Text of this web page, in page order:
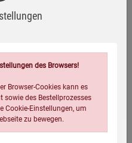
2 x 200 g
des Browsers!
Browser-Cookies kann es
sowie des Bestellprozesses
Cookie-Einstellungen, um
zu bewegen.